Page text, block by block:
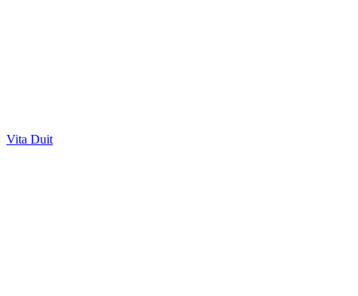
Vita Duit